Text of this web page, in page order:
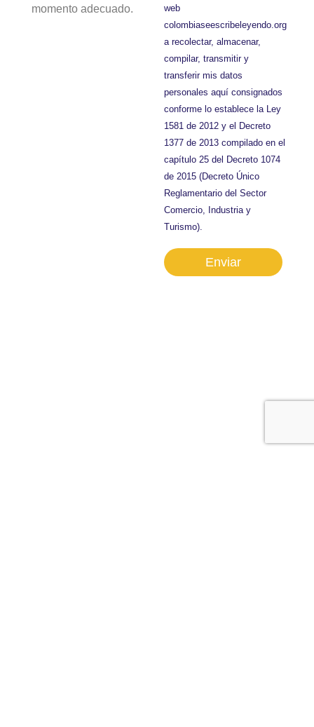
momento adecuado.
web
colombiaseescribeleyendo.org
a recolectar, almacenar,
compilar, transmitir y
transferir mis datos
personales aquí consignados
conforme lo establece la Ley
1581 de 2012 y el Decreto
1377 de 2013 compilado en el
capítulo 25 del Decreto 1074
de 2015 (Decreto Único
Reglamentario del Sector
Comercio, Industria y
Turismo).
Enviar